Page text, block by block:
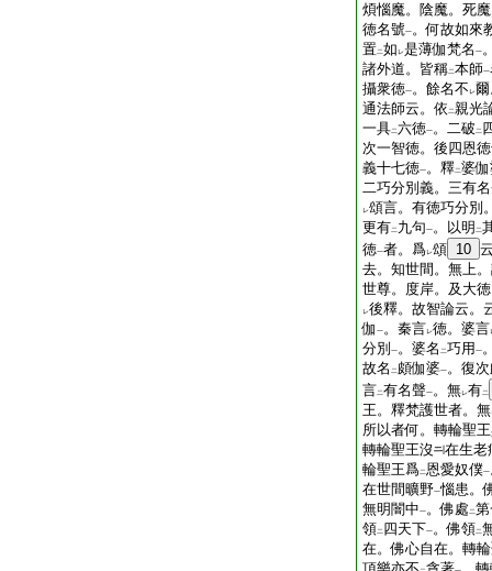
煩惱魔。陰魔。死
徳名號一。何故如來
置二如 レ是薄伽梵名 一
諸外道。皆稱二本師一
攝衆徳一。餘名不 レ
通法師云。依 二親光
一具二六徳一。二破 二
次一智徳。後四恩
義十七徳一。釋二婆
二巧分別義。三有
レ頌言。有徳巧分別
更有二 九句一。以明 二
徳一者。爲レ頌 10
去。知世間。無上
世尊。度岸。及大
レ後釋。故智論云。
伽 一。秦言レ徳。婆言
分別 一。婆名 二巧用 一
故名 二 頗伽婆一。復
言二有名聲一。無レ有二
王。釋梵護世者。無
所以者何。轉輪聖
轉輪聖王沒
在生老
輪聖王爲二恩愛奴僕一
在世間曠野一惱患。
無明闇中一。佛處 二
領二 四天下一。佛領二
在。佛心自在。轉